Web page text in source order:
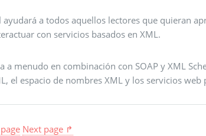
ayudará a todos aquellos lectores que quieran
con servicios basados ​​en XML.
a menudo en combinación con SOAP y XML
el espacio de nombres XML y los servicios
Next page ↱